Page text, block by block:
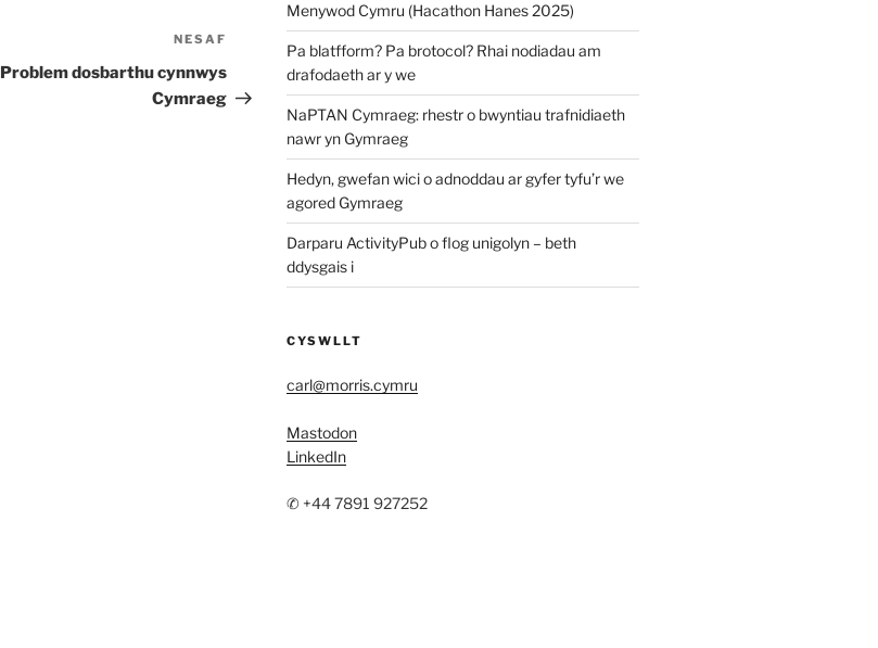
Cofnod
Nesaf
NESAF
Problem dosbarthu cynnwys
Cymraeg
Menywod Cymru (Hacathon Hanes 2025)
Pa blatfform? Pa brotocol? Rhai nodiadau am
drafodaeth ar y we
NaPTAN Cymraeg: rhestr o bwyntiau trafnidiaeth
nawr yn Gymraeg
Hedyn, gwefan wici o adnoddau ar gyfer tyfu’r we
agored Gymraeg
Darparu ActivityPub o flog unigolyn – beth
ddysgais i
CYSWLLT
carl@morris.cymru
Mastodon
LinkedIn
✆ +44 7891 927252